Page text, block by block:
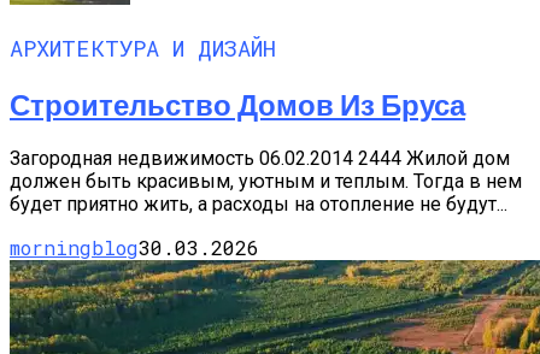
АРХИТЕКТУРА И ДИЗАЙН
Строительство Домов Из Бруса
Загородная недвижимость 06.02.2014 2444 Жилой дом
должен быть красивым, уютным и теплым. Тогда в нем
будет приятно жить, а расходы на отопление не будут...
morningblog30.03.2026